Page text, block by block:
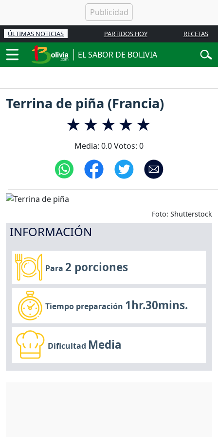
ÚLTIMAS NOTICIAS PARTIDOS HOY RECETAS
EL SABOR DE BOLIVIA
Terrina de piña (Francia)
Media: 0.0Votos: 0
Foto: Shutterstock
INFORMACIÓN
Para 2 porciones
Tiempo preparación 1hr.30mins.
Dificultad Media